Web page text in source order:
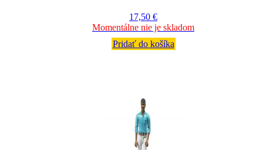
17,50 €
Momentálne nie je skladom
Pridať do košíka